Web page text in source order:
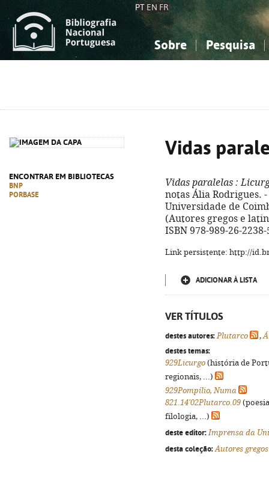
PT EN FR
Sobre Pesquisa
ENCONTRAR EM BIBLIOTECAS
BNP
PORBASE
Vidas
Vidas paralelas :
notas Ália Rodrigues.
Universidade de
(Autores gregos e
ISBN 978-989-26-2238-
Link persistente: http://
ADICIONAR À LISTA
VER TÍTULOS
destes autores: Plutarco ,
destes temas:
929Licurgo (história de
regionais, ...)
929Pompílio, Numa
821.14'02Plutarco.09
filologia, ...)
deste editor: Imprensa da
desta coleção: Autores